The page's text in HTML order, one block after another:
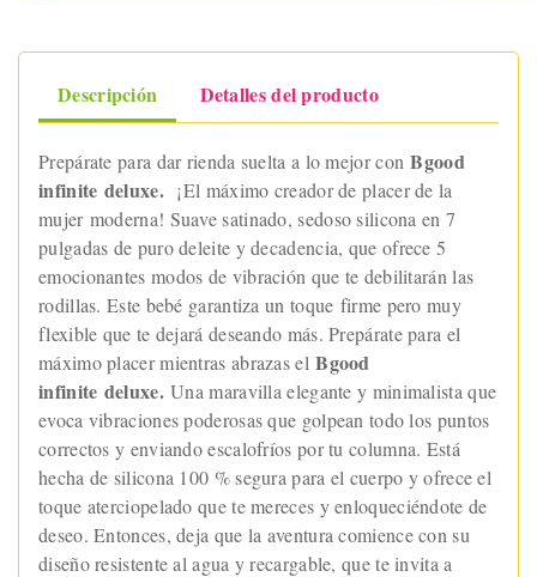
Descripción Detalles del producto
Prepárate para dar rienda suelta a lo mejor conBgood
infinite deluxe. ¡El máximo creador de placer de la
mujer moderna! Suave satinado, sedoso silicona en 7
pulgadas de puro deleite y decadencia, que ofrece 5
emocionantes modos de vibración que te debilitarán las
rodillas. Este bebé garantiza un toque firme pero muy
flexible que te dejará deseando más. Prepárate para el
máximo placer mientras abrazas elBgood
infinite deluxe.Una maravilla elegante y minimalista que
evoca vibraciones poderosas que golpean todo los puntos
correctos y enviando escalofríos por tu columna. Está
hecha de silicona 100 % segura para el cuerpo y ofrece el
toque aterciopelado que te mereces y enloqueciéndote de
deseo. Entonces, deja que la aventura comience con su
diseño resistente al agua y recargable, que te invita a